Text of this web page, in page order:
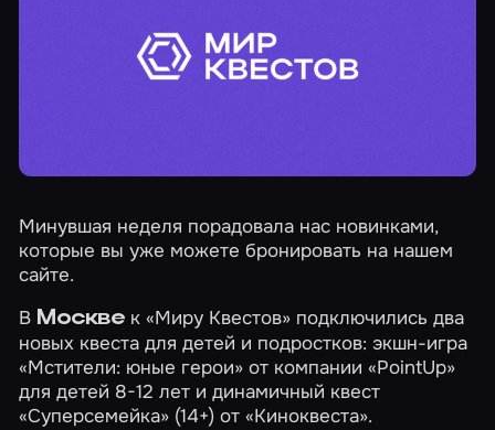
Минувшая неделя порадовала нас новинками,
которые вы уже можете бронировать на нашем
сайте.
В Москвек «Миру Квестов» подключились два
новых квеста для детей и подростков: экшн-игра
«Мстители: юные герои» от компании «PointUp»
для детей 8-12 лет и динамичный квест
«Суперсемейка» (14+) от «Киноквеста».